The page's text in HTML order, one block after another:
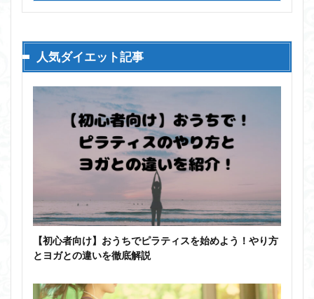
人気ダイエット記事
【初心者向け】おうちでピラティスを始めよう！やり方
とヨガとの違いを徹底解説